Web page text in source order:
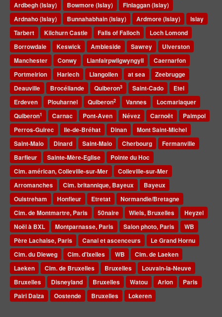
Ardbegh (Islay)
Bowmore (Islay)
Finlaggan (Islay)
Ardnaho (Islay)
Bunnahabhain (Islay) Ardmore (Islay)
Islay
Tarbert
Kilchurn Castle Falls of Falloch
Loch Lomond
Borrowdale
Keswick Ambleside Sawrey
Ulverston
Manchester
Conwy Llanfairpwllgwyngyll
Caernarfon
Portmeirion
Harlech Llangollen at sea
Zeebrugge
Deauville
Brocéliande Quiberon3 Saint-Cado
Etel
Erdeven
Plouharnel Quiberon2 Vannes
Locmariaquer
Quiberon1 Carnac Pont-Aven Névez Carnoët
Paimpol
Perros-Guirec
Ile-de-Bréhat Dinan
Mont Saint-Michel
Saint-Malo
Dinard Saint-Malo Cherbourg
Fermanville
Barfleur
Sainte-Mère-Eglise
Pointe du Hoc
Cim. américan, Colleville-sur-Mer
Colleville-sur-Mer
Arromanches
Cim. britannique, Bayeux
Bayeux
Ouistreham
Honfleur Etretat
Normandie/Bretagne
Cim. de Montmartre, Paris
50naire Wiels, Bruxelles
Heyzel
Noël à BXL
Montparnasse, Paris Salon photo, Paris
WB
Père Lachaise, Paris
Canal et ascenceurs
Le Grand Hornu
Cim. du Dieweg
Cim. d'Ixelles WB
Cim. de Laeken
Laeken
Cim. de Bruxelles Bruxelles
Louvain-la-Neuve
Bruxelles
Disneyland Bruxelles Watou Arlon
Paris
Pairi Daiza
Oostende Bruxelles Lokeren